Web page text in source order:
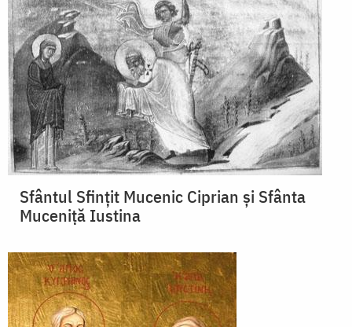
Sfântul Sfinţit Mucenic Ciprian și Sfânta
Muceniță Iustina